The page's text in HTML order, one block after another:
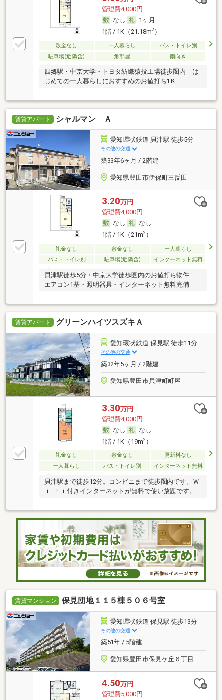
管理費4,000円
なし
1ヶ月
1階 / 1K（21.18m2）
敷金なし 一人暮らし
バス・トイレ別
駐車場(近隣含)
角部屋 南向き
四郷駅・中京大学・トヨタ紡織猿投工場徒歩圏内 は
じめての一人暮らしにおすすめのお値打ち1Ｋ
賃貸アパート シャルマン Ａ
愛知環状鉄道 貝津駅 徒歩5分
その他の交通
築33年6ヶ月 / 2階建
愛知県豊田市伊保町三反田
3.20万円
管理費4,000円
なし
なし
1階 / 1K（21m2）
礼金なし 敷金なし
一人暮らし
バス・トイレ別
駐車場(近隣含) インターネット無料
貝津駅徒歩5分・中京大学徒歩圏内のお値打ち物件
エアコン1基・照明器具・インターネット無料完備
賃貸アパート グリーンハイツスズキＡ
愛知環状鉄道 保見駅 徒歩11分
その他の交通
築32年5ヶ月 / 2階建
愛知県豊田市貝津町町屋
3.30万円
管理費4,000円
なし
なし
1階 / 1K（19m2）
礼金なし 敷金なし
更新料なし
一人暮らし
バス・トイレ別 インターネット無料
貝津駅まで徒歩12分。コンビニまで徒歩圏内です。Ｗ
ｉ−Ｆｉ付きインターネットが無料で使い放題です。
賃貸マンション 保見団地１１５棟５０６号室
愛知環状鉄道 保見駅 徒歩13分
その他の交通
築51年 / 5階建
愛知県豊田市保見ケ丘６丁目
4.50万円
管理費5,000円